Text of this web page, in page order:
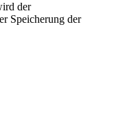
der
Speicherung der